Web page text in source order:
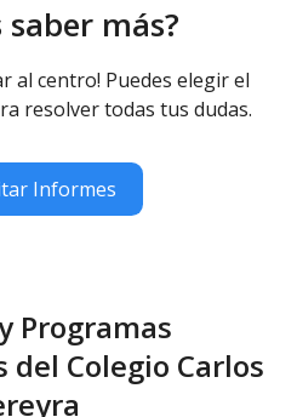
saber más?
al centro! Puedes elegir el
resolver todas tus dudas.
Informes
Programas
Colegio Carlos